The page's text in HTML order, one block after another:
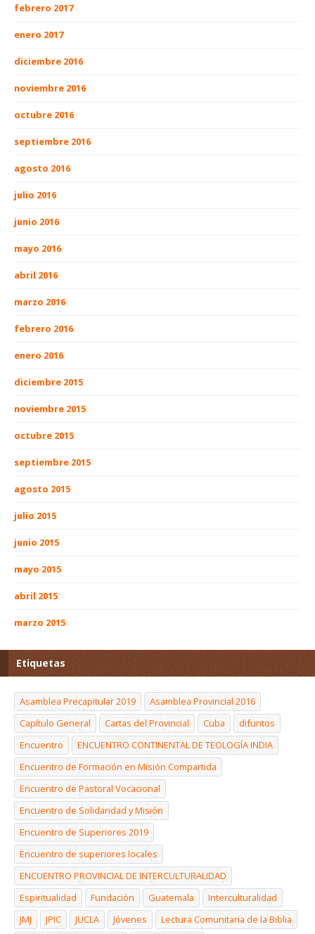
febrero 2017
enero 2017
diciembre 2016
noviembre 2016
octubre 2016
septiembre 2016
agosto 2016
julio 2016
junio 2016
mayo 2016
abril 2016
marzo 2016
febrero 2016
enero 2016
diciembre 2015
noviembre 2015
octubre 2015
septiembre 2015
agosto 2015
julio 2015
junio 2015
mayo 2015
abril 2015
marzo 2015
Etiquetas
Asamblea Precapitular 2019
Asamblea Provincial 2016
Capítulo General
Cartas del Provincial Cuba
difuntos
Encuentro
ENCUENTRO CONTINENTAL DE TEOLOGÍA INDIA
Encuentro de Formación en Misión Compartida
Encuentro de Pastoral Vocacional
Encuentro de Solidaridad y Misión
Encuentro de Superiores 2019
Encuentro de superiores locales
ENCUENTRO PROVINCIAL DE INTERCULTURALIDAD
Espiritualidad
Fundación Guatemala
Interculturalidad
JMJ
JPIC JUCLA Jóvenes
Lectura Comunitaria de la Biblia